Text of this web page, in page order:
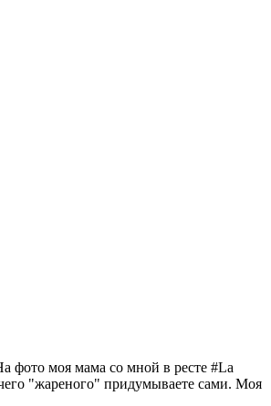
фото моя мама со мной в ресте #La
"жареного" придумываете сами. Моя